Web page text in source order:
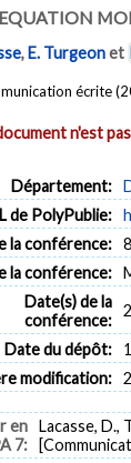
,E. Turgeonet
écrite
n'est
Département:
de PolyPublie:
la conférence:
la conférence:
Date(s) de la
conférence:
Date du dépôt:
modification:
en
7:
Lacasse, D.,